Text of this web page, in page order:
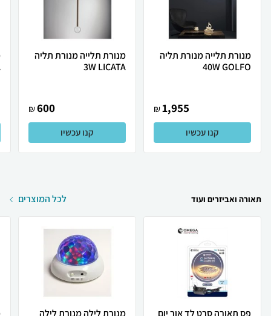
מנורת תלייה מנורת תליה
40W GOLFO
1,955
₪
קנו עכשיו
מנורת תלייה מנורת תליה
3W LICATA
600
₪
קנו עכשיו
תאורה ואביזרים ועוד לכל המוצרים
פס תאורה סרט לד אור יום
מנורת לילה מנורת לילה